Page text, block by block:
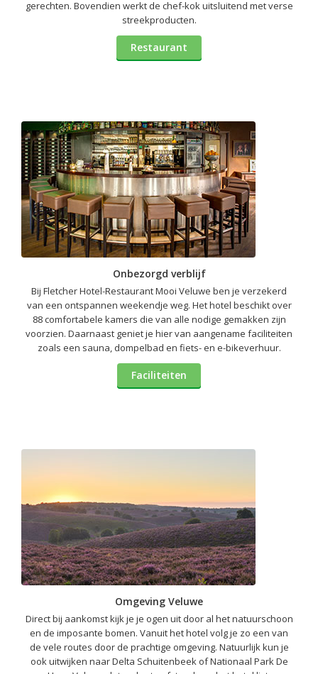
gerechten. Bovendien werkt de chef-kok uitsluitend met verse
streekproducten.
Restaurant
Onbezorgd verblijf
Bij Fletcher Hotel-Restaurant Mooi Veluwe ben je verzekerd
van een ontspannen weekendje weg. Het hotel beschikt over
88 comfortabele kamers die van alle nodige gemakken zijn
voorzien. Daarnaast geniet je hier van aangename faciliteiten
zoals een sauna, dompelbad en fiets- en e-bikeverhuur.
Faciliteiten
Omgeving Veluwe
Direct bij aankomst kijk je je ogen uit door al het natuurschoon
en de imposante bomen. Vanuit het hotel volg je zo een van
de vele routes door de prachtige omgeving. Natuurlijk kun je
ook uitwijken naar Delta Schuitenbeek of Nationaal Park De